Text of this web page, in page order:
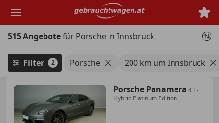
Hauptinhalt
515 Angebotefür Porsche in Innsbruck
Filter 2 Porsche 200 km um Innsbruck
Porsche Panamera 4 E-
Hybrid Platinum Edition